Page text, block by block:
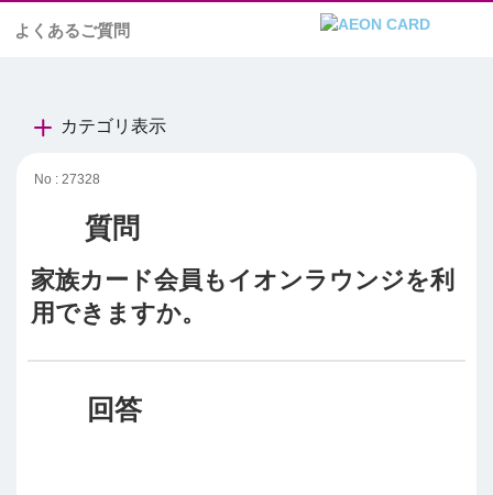
よくあるご質問
カテゴリ表示
No : 27328
家族カード会員もイオンラウンジを利
用できますか。